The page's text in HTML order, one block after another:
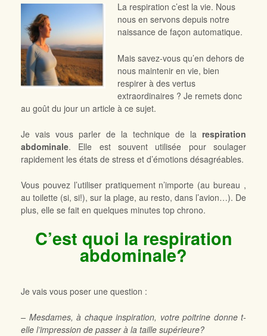
La respiration c’est la vie. Nous
nous en servons depuis notre
naissance de façon automatique.
Mais savez-vous qu’en dehors de
nous maintenir en vie, bien
respirer à des vertus
extraordinaires ? Je remets donc
au goût du jour un article à ce sujet.
Je vais vous parler de la technique de la respiration
abdominale. Elle est souvent utilisée pour soulager
rapidement les états de stress et d’émotions désagréables.
Vous pouvez l’utiliser pratiquement n’importe (au bureau ,
au toilette (si, si!), sur la plage, au resto, dans l’avion…). De
plus, elle se fait en quelques minutes top chrono.
C’est quoi la respiration
abdominale?
Je vais vous poser une question :
– Mesdames, à chaque inspiration, votre poitrine donne t-
elle l’impression de passer à la taille supérieure?